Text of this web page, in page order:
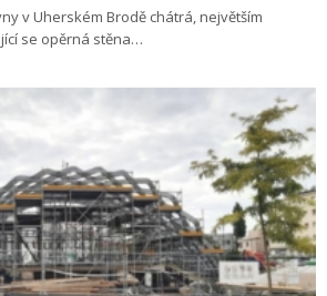
v Uherském Brodě chátrá, největším
se opěrná stěna…